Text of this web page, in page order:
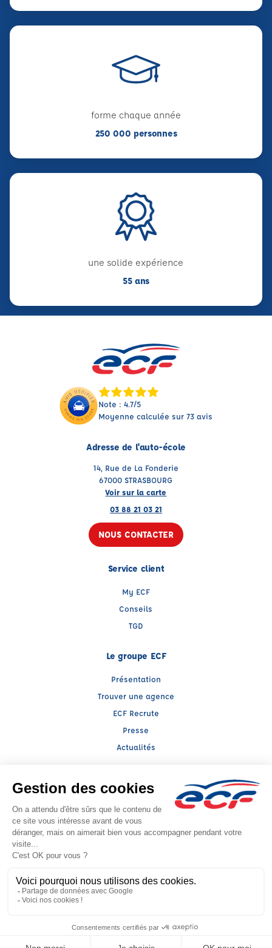
forme chaque année
250 000 personnes
une solide expérience
55 ans
Note : 4.7/5
Moyenne calculée sur 73 avis
Adresse de l'auto-école
14, Rue de La Fonderie
67000 STRASBOURG
Voir sur la carte
03 88 21 03 21
NOUS CONTACTER
Service client
My ECF
Conseils
TGD
Le groupe ECF
Présentation
Trouver une agence
ECF Recrute
Presse
Actualités
Facebook (nouvelle fenêtre)
Instagram (nouvelle fenêtre)
LinkedIn (nouvelle fenêtre)
TikTok (nouvelle fenêtre)
Raison sociale : LLERENA ALSACE - Capital social: 100000€
SIREN: 393817259 - Numéro de TVA intracommunautaire: FR 34 393817259
Agrément n°E0406703510